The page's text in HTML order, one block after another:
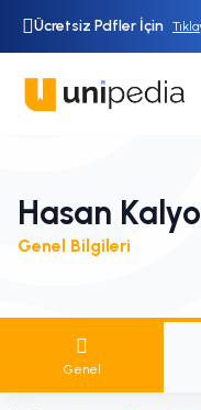
Ücretsiz Pdfler İçin
Hasan
Genel Bilgileri
Genel